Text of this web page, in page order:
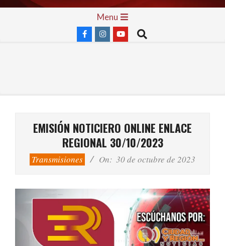
Skip
Menu
Search
EMISIÓN NOTICIERO ONLINE ENLACE
REGIONAL 30/10/2023
Transmisiones On: 30 de octubre de 2023